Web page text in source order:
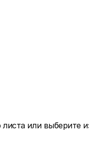
листа или выберите